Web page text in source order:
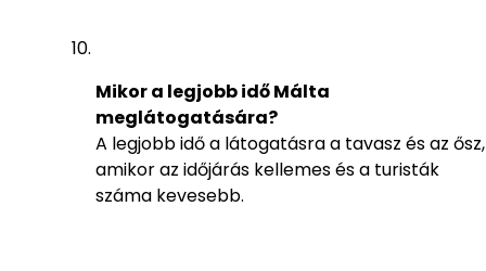
Mikor a legjobb idő Málta
meglátogatására?
A legjobb idő a látogatásra a tavasz és az ősz,
amikor az időjárás kellemes és a turisták
száma kevesebb.